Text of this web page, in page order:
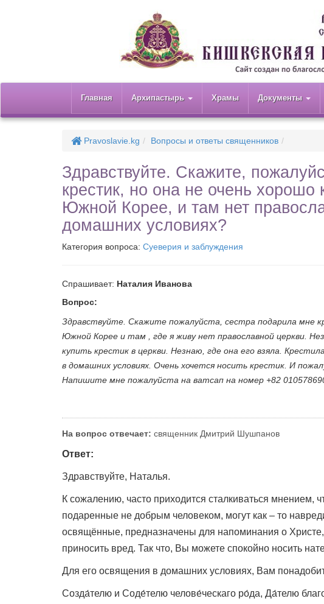
Главная Архипастырь Храмы Документы
Pravoslavie.kg Вопросы и ответы священников
Здравствуйте. Скажите,
крестик, но она не очень
Южной Корее, и там нет
домашних условиях?
Категория вопроса: Суеверия и заблуждения
Спрашивает: Наталия Иванова
Вопрос:
Здравствуйте. Скажите пожалуйста, сестра подарила мне
Южной Корее и там , где я живу нет православной церкви.
купить крестик в церкви. Незнаю, где она его взяла.
в домашних условиях. Очень хочется носить крестик. И
Напишите мне пожалуйста на ватсап на номер +82
На вопрос отвечает: священник Дмитрий Шушпанов
Ответ:
Здравствуйте, Наталья.
К сожалению, часто приходится сталкиваться
подаренные не добрым человеком, могут как – то
освящённые, предназначены для напоминания о
приносить вред. Так что, Вы можете спокойно носить
Для его освящения в домашних условиях, Вам
Созда́телю и Соде́телю челове́ческаго ро́да, Да́телю